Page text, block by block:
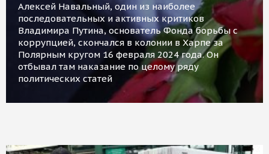
Алексей Навальный, один из наиболее
последовательных и активных критиков
Владимира Путина, основатель Фонда борьбы с
коррупцией, скончался в колонии в Харпе за
Полярным кругом 16 февраля 2024 года. Он
отбывал там наказание по целому ряду
политических статей